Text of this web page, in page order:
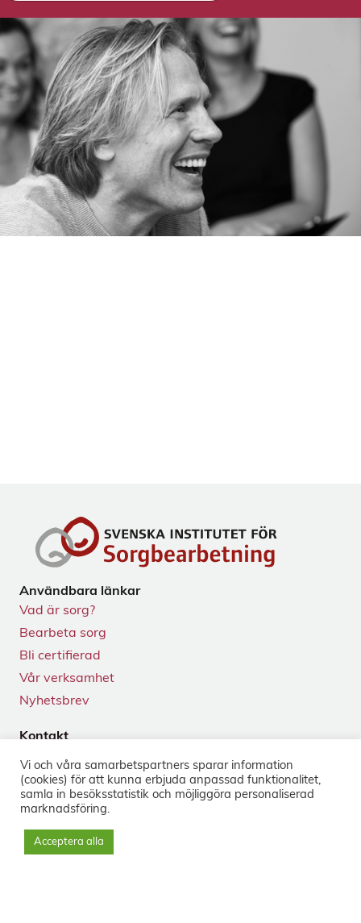
Användbara länkar
Vad är sorg?
Bearbeta sorg
Bli certifierad
Vår verksamhet
Nyhetsbrev
Kontakt
113 59 Stockholm
+46 8-33 50 40
info@sorg.se
Sociala medier
Vi och våra samarbets­partners sparar information
(cookies) för att kunna erbjuda anpassad funktionalitet,
samla in besöks­statistik och möjliggöra personaliserad
marknads­föring.
Acceptera alla